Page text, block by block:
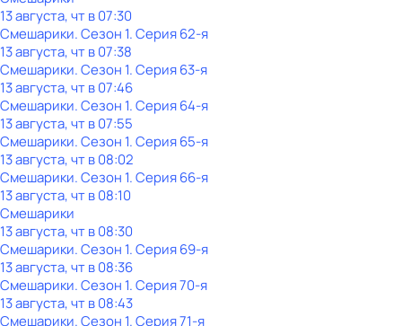
13 августа, чт в 07:30
Смешарики. Сезон 1. Серия 62-я
13 августа, чт в 07:38
Смешарики. Сезон 1. Серия 63-я
13 августа, чт в 07:46
Смешарики. Сезон 1. Серия 64-я
13 августа, чт в 07:55
Смешарики. Сезон 1. Серия 65-я
13 августа, чт в 08:02
Смешарики. Сезон 1. Серия 66-я
13 августа, чт в 08:10
Смешарики
13 августа, чт в 08:30
Смешарики. Сезон 1. Серия 69-я
13 августа, чт в 08:36
Смешарики. Сезон 1. Серия 70-я
13 августа, чт в 08:43
Смешарики. Сезон 1. Серия 71-я